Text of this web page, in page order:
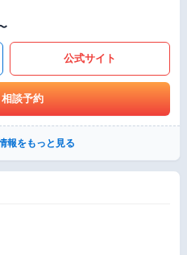
公式サイト
談予約
報をもっと見る